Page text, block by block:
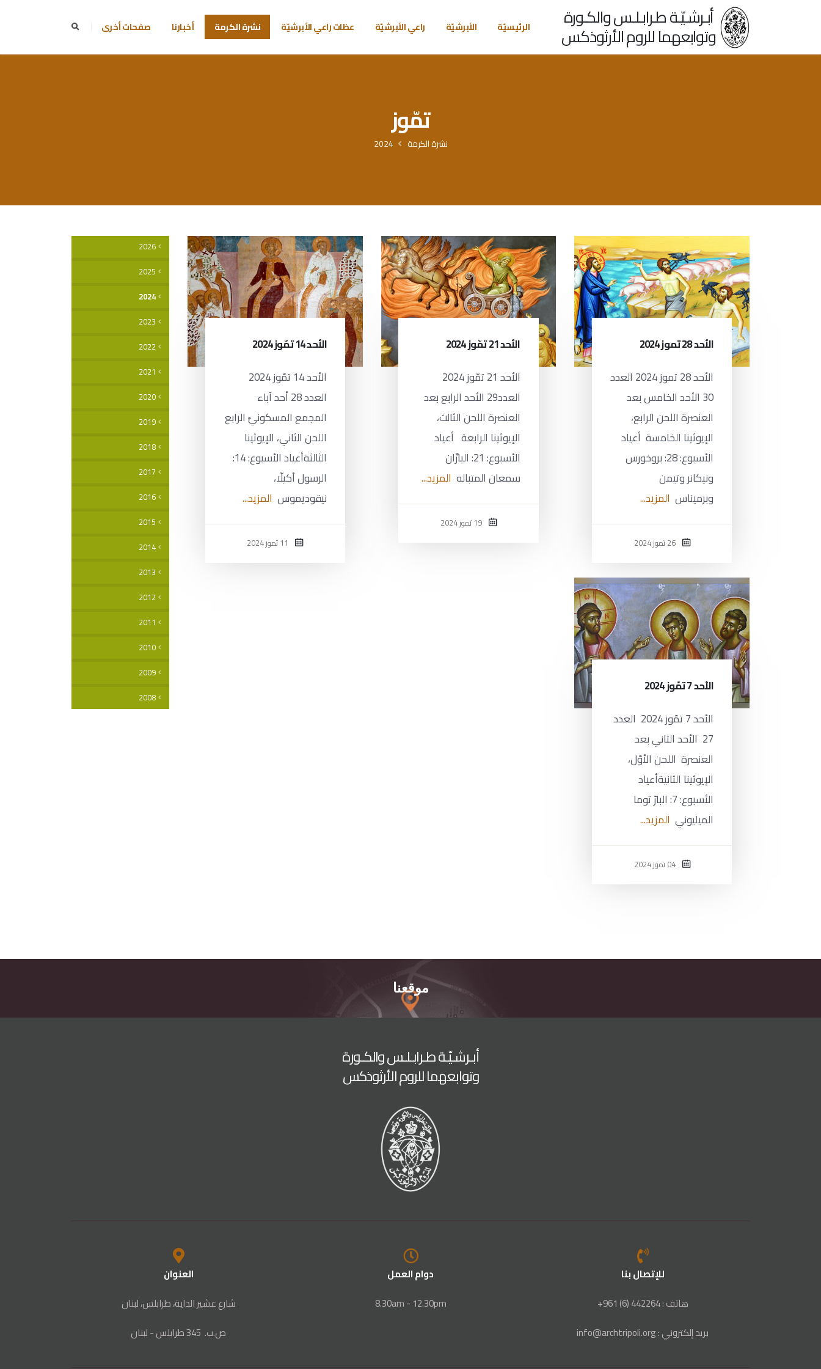
أبـرشـيّـة طـرابـلـس والكـورة
وتوابعهما للروم الأرثوذكس الرئيسيّة الأبرشيّة راعي الأبرشيّة عظات راعي الأبرشيّة نشرة الكرمة أخبارنا صفحات أخرى
تمّوز
نشرة الكرمة 2024
الأحد 28 تموز 2024
الأحد 28 تموز 2024 العدد
30 الأحد الخامس بعد
العنصرة اللحن الرابع،
الإيوثينا الخامسة أعياد
الأسبوع: 28: بروخورس
ونيكانر وتيمن
وبرميناس المزيد...
26 تموز 2024
الأحد 21 تمّوز 2024
الأحد 21 تمّوز 2024
العدد29 الأحد الرابع بعد
العنصرة اللحن الثالث،
الإيوثينا الرابعة أعياد
الأسبوع: 21: البارَّان
سمعان المتباله المزيد...
الأحد 14 تمّوز 2024
العدد 28 أحد آباء
المجمع المسكونيّ الرابع
اللحن الثاني، الإيوثينا
الثالثةأعياد الأسبوع: 14:
الرسول أكيلّا،
نيقوديموس المزيد...
الأحد 7 تمّوز 2024
الأحد 7 تمّوز 2024 العدد
27 الأحد الثاني بعد
العنصرة اللحن الأوّل،
الإيوثينا الثانيةأعياد
الأسبوع: 7: البارّ توما
الميليوني المزيد...
04 تموز 2024
2026
2025
2024
2023
2022
2021
2020
2019
2018
2017
2016
2015
2014
2013
2012
2011
2010
2009
2008
موقعنا
أبـرشـيّـة طـرابـلـس والكـورة
وتوابعهما للروم الأرثوذكس
للإتصال بنا
هاتف : 442264 (6) 961+
بريد إلكتروني : info@archtripoli.org
دوام العمل
8.30am - 12.30pm
العنوان
شارع عشير الداية، طرابلس، لبنان
ص‭.‬ب. ‬345‭ ‬ طرابلس‭ - ‬لبنان